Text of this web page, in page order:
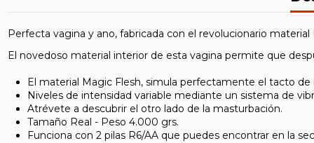
Perfecta vagina y ano, fabricada con el revolucionario
El novedoso material interior de esta vagina permite que
El material Magic Flesh, simula perfectamente el tacto
Niveles de intensidad variable mediante un sistema de
Atrévete a descubrir el otro lado de la masturbación.
Tamaño Real - Peso 4.000 grs.
Funciona con 2 pilas R6/AA que puedes encontrar en la